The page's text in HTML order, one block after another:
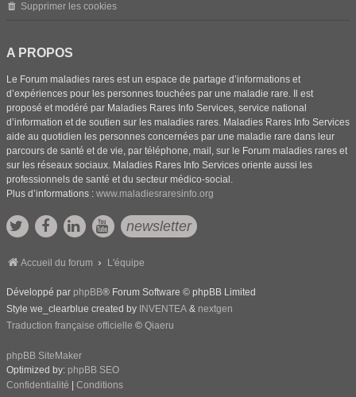
Supprimer les cookies
A PROPOS
Le Forum maladies rares est un espace de partage d’informations et
d’expériences pour les personnes touchées par une maladie rare. Il est
proposé et modéré par Maladies Rares Info Services, service national
d’information et de soutien sur les maladies rares. Maladies Rares Info Services
aide au quotidien les personnes concernées par une maladie rare dans leur
parcours de santé et de vie, par téléphone, mail, sur le Forum maladies rares et
sur les réseaux sociaux. Maladies Rares Info Services oriente aussi les
professionnels de santé et du secteur médico-social.
Plus d’informations : www.maladiesraresinfo.org
newsletter
Accueil du forum L'équipe
Développé par phpBB® Forum Software © phpBB Limited
Style we_clearblue created by INVENTEA & nextgen
Traduction française officielle © Qiaeru
phpBB SiteMaker
Optimized by: phpBB SEO
Confidentialité
Conditions